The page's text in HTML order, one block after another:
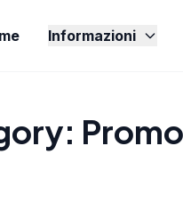
Informazioni